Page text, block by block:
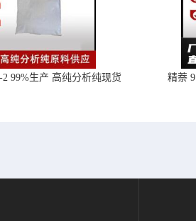
2 99%生产 高纯分析纯现货 精萘